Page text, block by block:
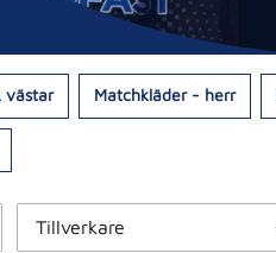
västar Matchkläder - herr
Tillverkare